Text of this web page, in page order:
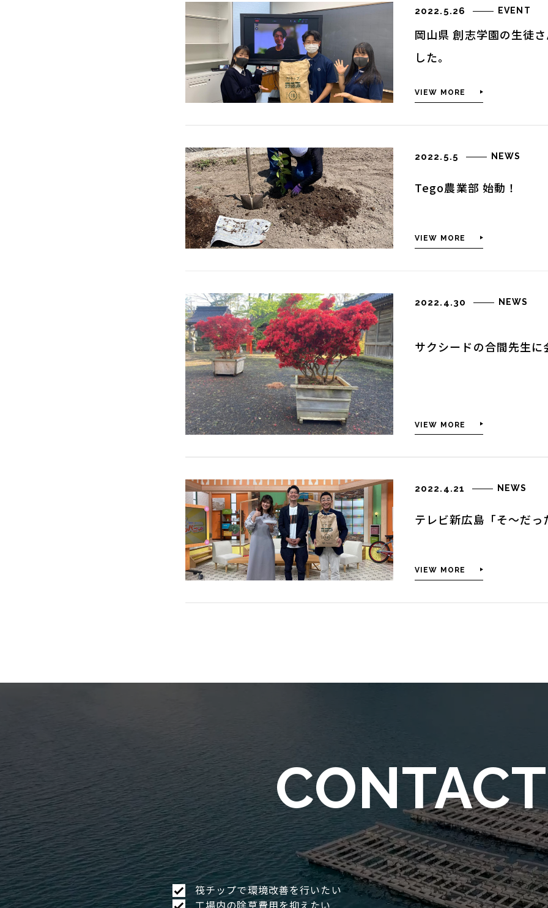
筏チップとは
筏チップの効果
筏チップを使う利点
他社製品との比較
WORKS
商品紹介
工場内緑地
雑草に関わる課題を解決
お知らせ
お問い合せ
個人情報保護方針
オンラインストア
2022.5.26 EVENT
岡山県 創志学園の生徒
した。
VIEW MORE
2022.5.5 NEWS
Tego農業部 始動！
VIEW MORE
2022.4.30 NEWS
サクシードの合間先生に
VIEW MORE
2022.4.21 NEWS
テレビ新広島「そ〜だっ
VIEW MORE
CONTACT
筏チップで環境改善を行いたい
工場内の除草費用を抑えたい